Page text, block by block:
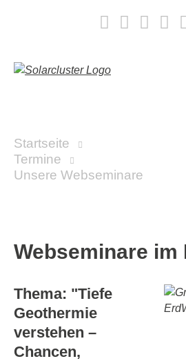
Startseite
Termine
Unsere Webseminare
Webseminare
Thema: "Tiefe
Geothermie
verstehen –
Chancen,